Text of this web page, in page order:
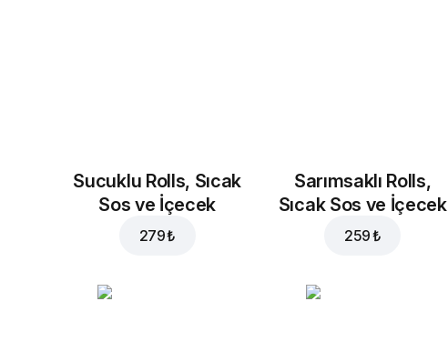
Sucuklu Rolls, Sıcak
Sos ve İçecek
279 ₺
Sarımsaklı Rolls,
Sıcak Sos ve İçecek
259 ₺